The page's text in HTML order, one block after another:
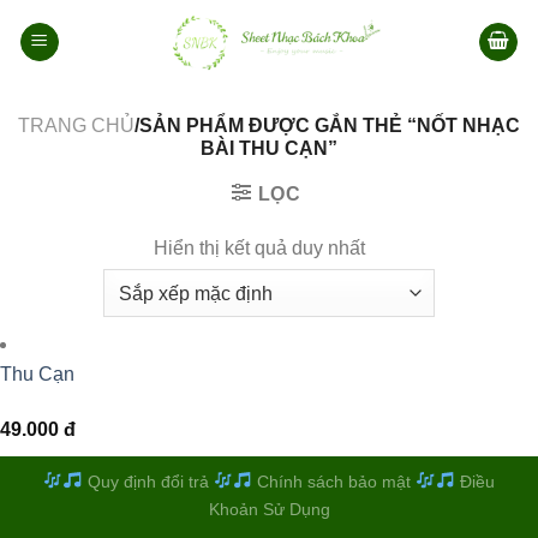
qua
TRANG CHỦ/SẢN PHẨM ĐƯỢC GẮN THẺ “NỐT NHẠC
BÀI THU CẠN”
LỌC
Hiển thị kết quả duy nhất
Thu Cạn
49.000 đ
Quy định đổi trả Chính sách bảo mật
Điều
Khoản Sử Dụng